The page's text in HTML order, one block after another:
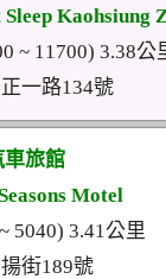
Sleep Kaohsiung
~ 11700) 3.38公
一路134號
車旅館
Motel
5040) 3.41公里
街189號